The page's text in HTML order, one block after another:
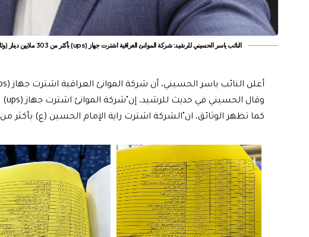
النائب ياسر الحسيني للرشيد: شركة الموانئ العراقية اشترت جهاز (ups) بأكثر من 303 ملايين دينار (وثائق)
أعلن النائب ياسر الحسيني، أن شركة الموانئ العراقية اشترت جهاز (ups) بأكثر من 303 ملايين دينار.
وقال الحسيني في حديث للرشيد، إن"شركة الموانئ اشترت جهاز (ups) بأكثر من 303 ملايين دينار".
كما تظهر الوثائق، ان"الشركة اشترت راية الإمام الحسين (ع) بأكثر من 93 مليون دينار".